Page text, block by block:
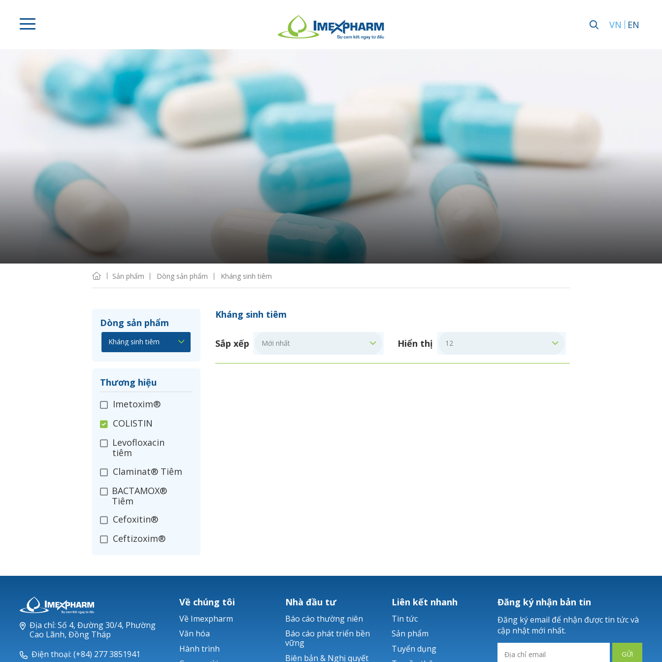
VN EN
Sản phẩm Dòng sản phẩm Kháng sinh tiêm
Dòng sản phẩm
Thương hiệu
Imetoxim®
COLISTIN
Levofloxacin
tiêm
Claminat® Tiêm
BACTAMOX®
Tiêm
Cefoxitin®
Ceftizoxim®
Nerusyn®
Ticarlinat®
Zobacta®
Kháng sinh tiêm
Sắp xếp Hiển thị
Địa chỉ: Số 4, Đường 30/4, Phường
Cao Lãnh, Đồng Tháp
Điện thoại: (+84) 277 3851941
Về chúng tôi
Về Imexpharm
Văn hóa
Hành trình
Nhà đầu tư
Báo cáo thường niên
Báo cáo phát triển bền
vững
Biên bản & Nghị quyết
Liên kết nhanh
Tin tức
Sản phẩm
Tuyển dụng
Đăng ký nhận bản tin
Đăng ký email để nhận được tin tức và
cập nhật mới nhất.
GỬI